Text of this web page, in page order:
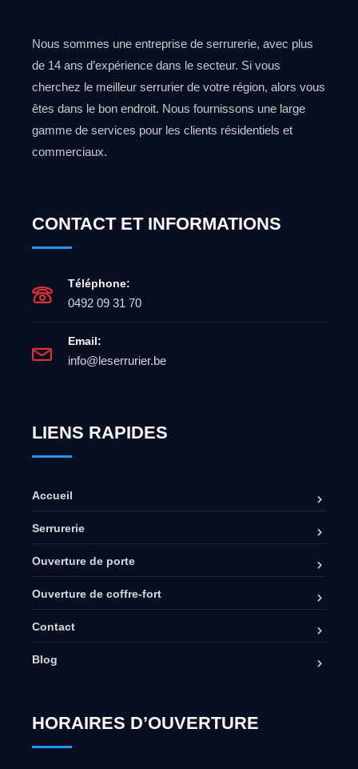
Nous sommes une entreprise de serrurerie, avec plus
de 14 ans d’expérience dans le secteur. Si vous
cherchez le meilleur serrurier de votre région, alors vous
êtes dans le bon endroit. Nous fournissons une large
gamme de services pour les clients résidentiels et
commerciaux.
CONTACT ET INFORMATIONS
Téléphone:
0492 09 31 70
Email:
info@leserrurier.be
LIENS RAPIDES
Accueil
Serrurerie
Ouverture de porte
Ouverture de coffre-fort
Contact
Blog
HORAIRES D’OUVERTURE